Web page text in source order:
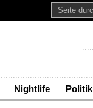
Nightlife Politik